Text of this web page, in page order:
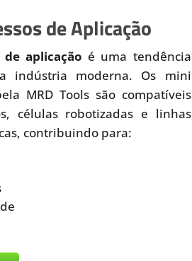
de Aplicação
aplicação é uma tendência
indústria moderna. Os mini
MRD Tools são compatíveis
células robotizadas e linhas
contribuindo para: